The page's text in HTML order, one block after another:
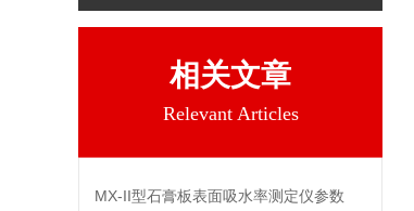
相关文章
Relevant Articles
MX-II型石膏板表面吸水率测定仪参数